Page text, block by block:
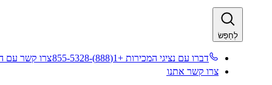
לְחַפֵּשׂ​​
דברו עם נציגי המכירות +1(888)-855-5328​​
צרו קשר עם
צרו קשר אתנו​​